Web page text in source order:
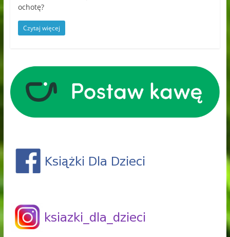
ochotę?
Czytaj więcej